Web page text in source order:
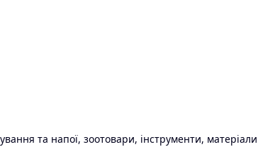
та напої, зоотовари, інструменти,